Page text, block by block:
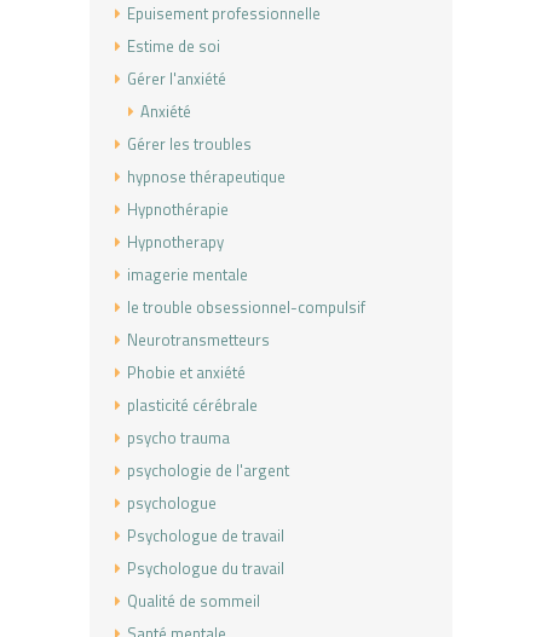
Epuisement professionnelle
Estime de soi
Gérer l'anxiété
Anxiété
Gérer les troubles
hypnose thérapeutique
Hypnothérapie
Hypnotherapy
imagerie mentale
le trouble obsessionnel-compulsif
Neurotransmetteurs
Phobie et anxiété
plasticité cérébrale
psycho trauma
psychologie de l'argent
psychologue
Psychologue de travail
Psychologue du travail
Qualité de sommeil